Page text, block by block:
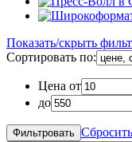
Показать/скрыть
Сортировать по:
Цена от
до
Сбросить